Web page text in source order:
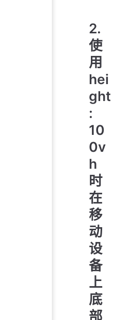
2.
使
用
hei
ght
:
10
0v
h
时
在
移
动
设
备
上
底
部